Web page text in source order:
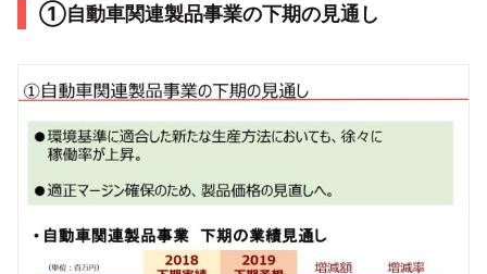
①自動車関連製品事業の下期の見通し